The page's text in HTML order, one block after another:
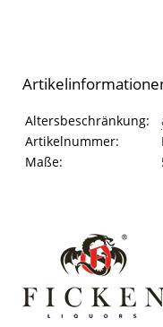
Artikelinformationen
Eigenschaft Wert
Altersbeschränkung:
Artikelnummer:
Maße: